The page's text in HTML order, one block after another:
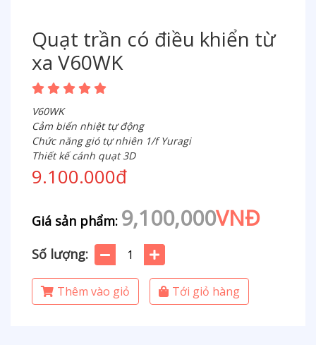
Quạt trần có điều khiển từ
xa V60WK
V60WK
Cảm biến nhiệt tự động
Chức năng gió tự nhiên 1/f Yuragi
Thiết kế cánh quạt 3D
9.100.000đ
Giá sản phẩm: 9,100,000VNĐ
Số lượng:
Thêm vào giỏ Tới giỏ hàng